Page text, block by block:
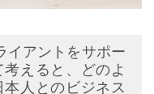
イアントをサポー
えると、どのよ
人とのビジネス